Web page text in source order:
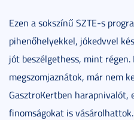
Ezen a sokszínű SZTE-s
pihenőhelyekkel, jókedvvel
jót beszélgethess, mint régen.
megszomjaznátok, már nem
GasztroKertben harapnivalót,
finomságokat is